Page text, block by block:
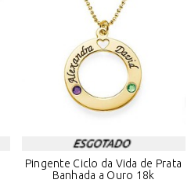
Pingente Ciclo da Vida de Prata
Banhada a Ouro 18k